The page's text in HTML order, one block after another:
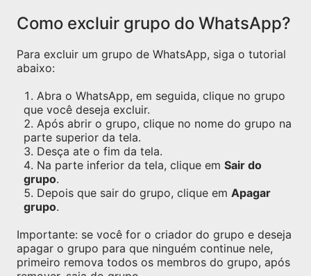
Como excluir grupo do WhatsApp?
Para excluir um grupo de WhatsApp, siga o tutorial
abaixo:
Abra o WhatsApp, em seguida, clique no grupo
que você deseja excluir.
Após abrir o grupo, clique no nome do grupo na
parte superior da tela.
Desça ate o fim da tela.
Na parte inferior da tela, clique em Sair do
grupo.
Depois que sair do grupo, clique em Apagar
grupo.
Importante: se você for o criador do grupo e deseja
apagar o grupo para que ninguém continue nele,
primeiro remova todos os membros do grupo, após